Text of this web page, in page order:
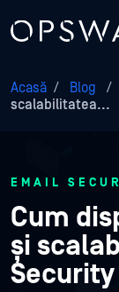
Acasă / Blog /
scalabilitatea...
EMAIL
Cum
și